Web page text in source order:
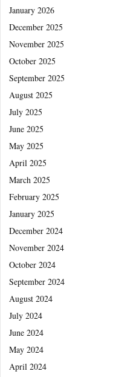
January 2026
December 2025
November 2025
October 2025
September 2025
August 2025
July 2025
June 2025
May 2025
April 2025
March 2025
February 2025
January 2025
December 2024
November 2024
October 2024
September 2024
August 2024
July 2024
June 2024
May 2024
April 2024